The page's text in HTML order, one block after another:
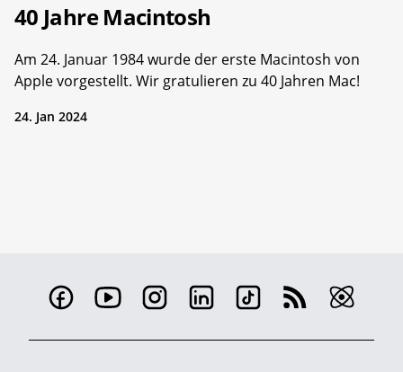
40 Jahre Macintosh
Am 24. Januar 1984 wurde der erste Macintosh von
Apple vorgestellt. Wir gratulieren zu 40 Jahren Mac!
24. Jan 2024